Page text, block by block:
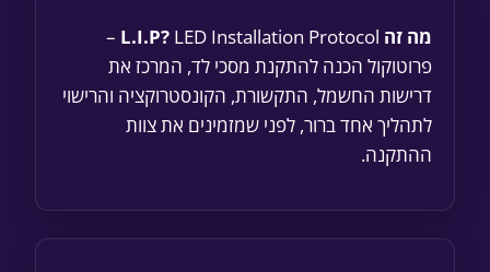
מה זה L.I.P?
LED Installation Protocol –
פרוטוקול הכנה להתקנת מסכי לד, המרכז את
דרישות החשמל, התקשורת, הקונסטרוקציה והרישוי
לתהליך אחד ברור, לפני שמזמינים את צוות
ההתקנה.